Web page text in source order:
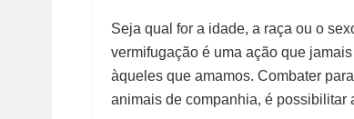
Seja qual for a idade, a raça ou o
vermifugação é uma ação que
àqueles que amamos. Combater
animais de companhia, é possibilitar